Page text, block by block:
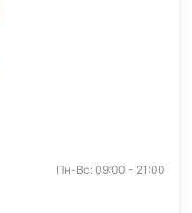
Пн-Вс: 09:00 - 21:00